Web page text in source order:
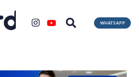
WHATSAPP